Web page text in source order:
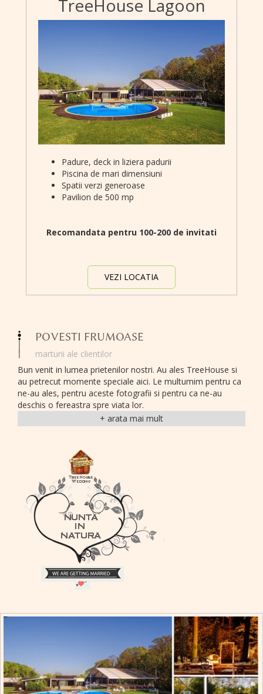
TreeHouse Lagoon
Padure, deck in liziera padurii
Piscina de mari dimensiuni
Spatii verzi generoase
Pavilion de 500 mp
Recomandata pentru 100-200 de invitati
VEZI LOCATIA
POVESTI FRUMOASE
marturii ale clientilor
Bun venit in lumea prietenilor nostri. Au ales TreeHouse si
au petrecut momente speciale aici. Le multumim pentru ca
ne-au ales, pentru aceste fotografii si pentru ca ne-au
deschis o fereastra spre viata lor.
si distractie, sunt sentimente, emotii si trairi pe care le
regasim cu bucurie in evenimentele noastre.